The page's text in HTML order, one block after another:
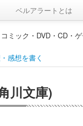
ベルアラートとは
ミック・DVD・CD・
感想を書く
川文庫)